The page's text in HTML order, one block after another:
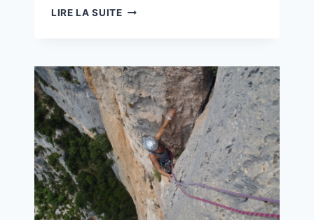
LIRE LA SUITEBILLE